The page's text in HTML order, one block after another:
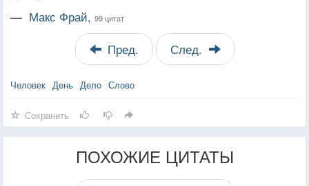
— Макс Фрай, 99 цитат
Пред. След.
Человек День Дело Слово
Сохранить
ПОХОЖИЕ ЦИТАТЫ